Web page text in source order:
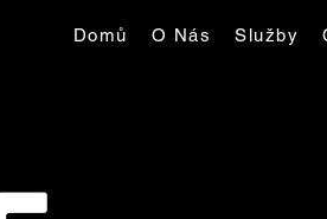
Domů O Nás Služby